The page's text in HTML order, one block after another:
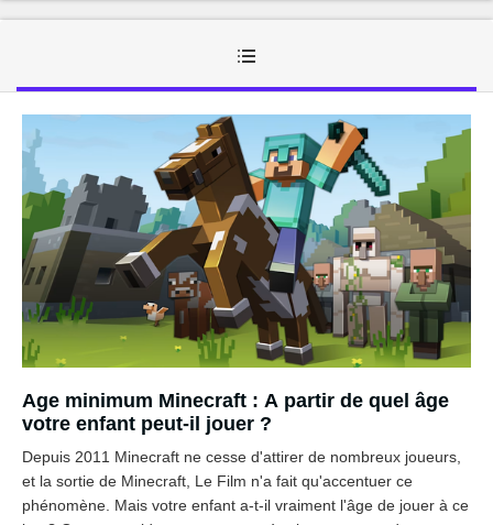
Age minimum Minecraft : A partir de quel âge
votre enfant peut-il jouer ?
Depuis 2011 Minecraft ne cesse d'attirer de nombreux joueurs,
et la sortie de Minecraft, Le Film n'a fait qu'accentuer ce
phénomène. Mais votre enfant a-t-il vraiment l'âge de jouer à ce